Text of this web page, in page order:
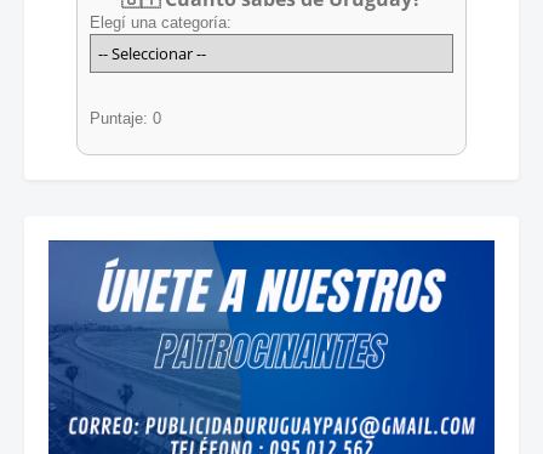
Elegí una categoría:
Puntaje: 0